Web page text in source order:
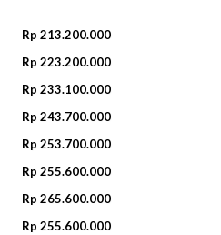
Rp 213.200.000
Rp 223.200.000
Rp 233.100.000
Rp 243.700.000
Rp 253.700.000
Rp 255.600.000
Rp 265.600.000
Rp 255.600.000